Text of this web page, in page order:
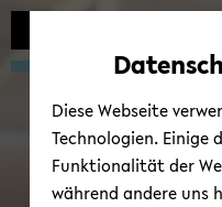
Diese Webseite
Technologien. Einige
Funktionalität der
während andere uns